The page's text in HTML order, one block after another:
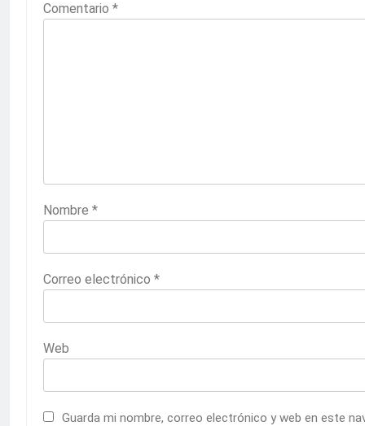
Comentario *
Nombre *
Correo electrónico *
Web
Guarda mi nombre, correo electrónico y web en este